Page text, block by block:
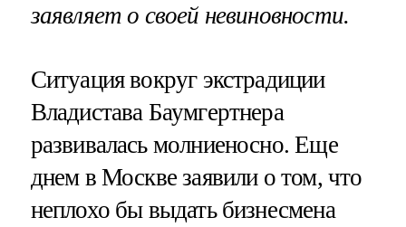
заявляет о своей невиновности.
Ситуация вокруг экстрадиции
Владистава Баумгертнера
развивалась молниеносно. Еще
днем в Москве заявили о том, что
неплохо бы выдать бизнесмена